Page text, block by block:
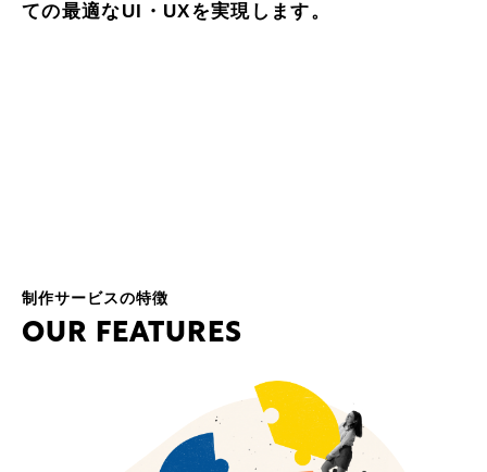
ての最適なUI・UXを実現します。
制作サービスの特徴
OUR FEATURES